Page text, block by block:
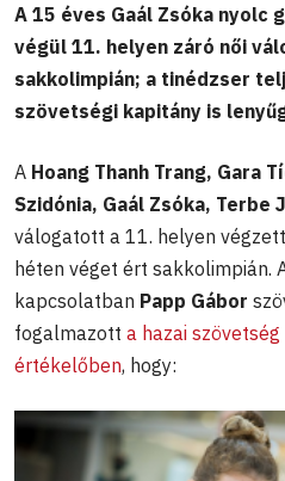
A 15 éves Gaál Zsóka
végül 11. helyen záró női
sakkolimpián; a tinédzser
szövetségi kapitány is
A Hoang Thanh Trang, Gara
Szidónia, Gaál Zsóka, Terbe
válogatott a 11. helyen
héten véget ért sakkolimpián.
kapcsolatban Papp Gábor
fogalmazott a hazai
értékelőben, hogy: